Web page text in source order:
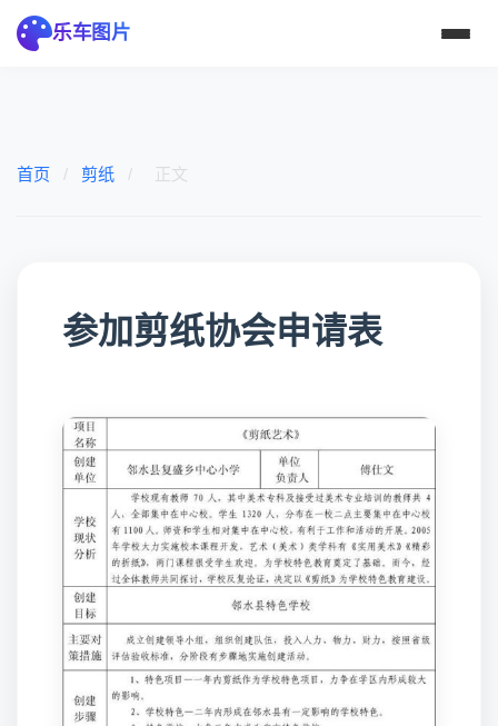
乐车图片
首页 / 剪纸 / 正文
参加剪纸协会申请表